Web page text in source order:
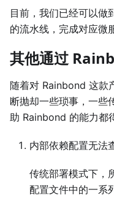
目前，我们已经可以做
的流水线，完成对应微
其他通过
随着对 Rainbond 这款
断抛却一些琐事，一些
助 Rainbond 的能力都
内部依赖配置无法
传统部署模式下，
配置文件中的一系